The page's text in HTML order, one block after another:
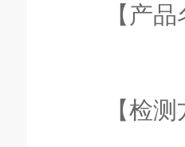
【产品
【检测方